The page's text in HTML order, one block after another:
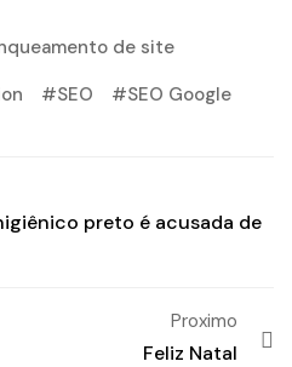
de site
SEO SEO Google
preto é acusada de
Proximo
Feliz Natal